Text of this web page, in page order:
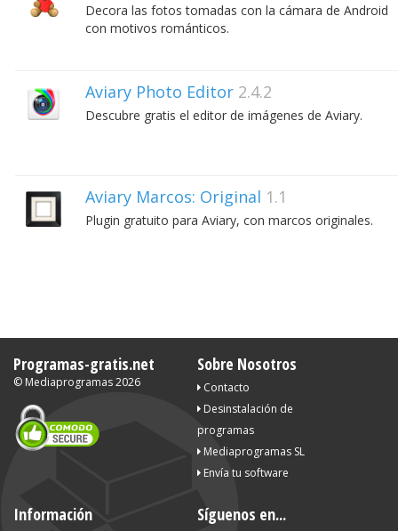
Decora las fotos tomadas con la cámara de Android
con motivos románticos.
Aviary Photo Editor 2.4.2
Descubre gratis el editor de imágenes de Aviary.
Aviary Marcos: Original 1.1
Plugin gratuito para Aviary, con marcos originales.
Programas-gratis.net
© Mediaprogramas2026
Sobre Nosotros
Contacto
Desinstalación de
programas
Mediaprogramas SL
Envía tu software
Información Síguenos en...